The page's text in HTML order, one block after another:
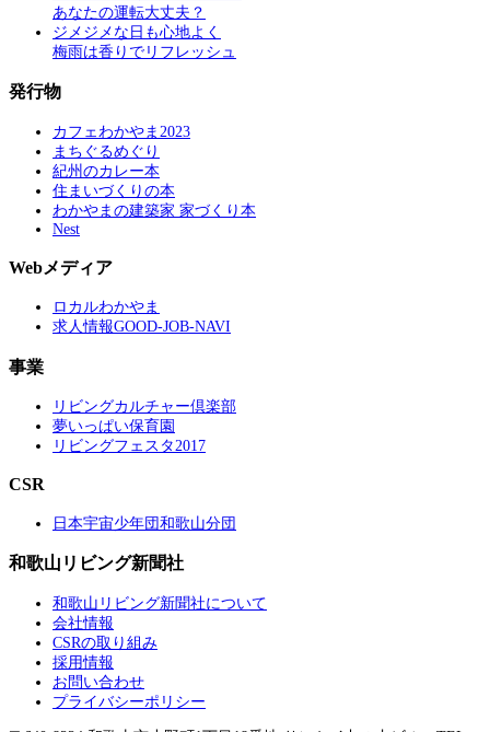
あなたの運転大丈夫？
ジメジメな日も心地よく
梅雨は香りでリフレッシュ
発行物
カフェわかやま2023
まちぐるめぐり
紀州のカレー本
住まいづくりの本
わかやまの建築家 家づくり本
Nest
Webメディア
ロカルわかやま
求人情報GOOD-JOB-NAVI
事業
リビングカルチャー倶楽部
夢いっぱい保育園
リビングフェスタ2017
CSR
日本宇宙少年団和歌山分団
和歌山リビング新聞社
和歌山リビング新聞社について
会社情報
CSRの取り組み
採用情報
お問い合わせ
プライバシーポリシー